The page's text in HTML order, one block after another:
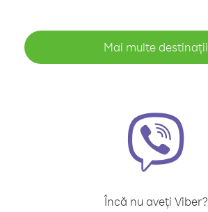
Mai multe destinații
Încă nu aveți Viber?